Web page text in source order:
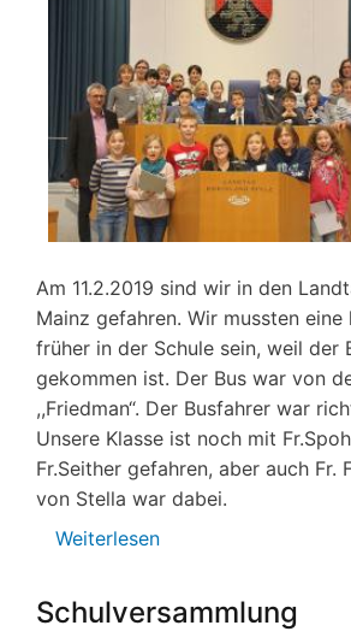
Am 11.2.2019 sind wir in den
Mainz gefahren. Wir mussten eine
früher in der Schule sein, weil der
gekommen ist. Der Bus war von
,,Friedman“. Der Busfahrer war
Unsere Klasse ist noch mit
Fr.Seither gefahren, aber auch Fr.
von Stella war dabei.
Weiterlesen
zum
Schulversammlung